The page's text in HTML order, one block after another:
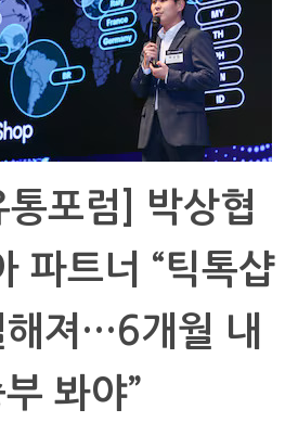
포럼] 박상협
파트너 “틱톡샵
해져…6개월 내
봐야”